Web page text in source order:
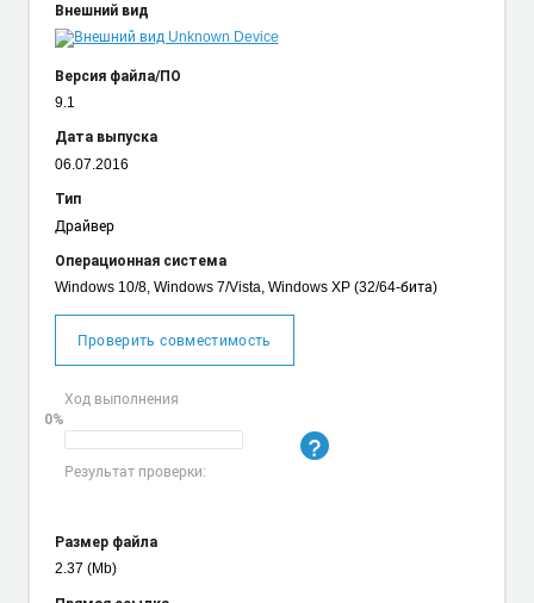
Внешний вид
Версия файла/ПО
9.1
Дата выпуска
06.07.2016
Тип
Драйвер
Операционная система
Windows 10/8, Windows 7/Vista, Windows XP (32/64-бита)
Проверить совместимость
Ход выполнения
0%
Результат проверки:
Размер файла
2.37 (Mb)